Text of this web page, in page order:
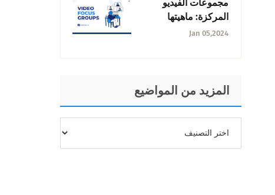
مجموعات الفيديو
المركزة: ماهيتها
واستخداماتها +
Jan 05,2024
المزيد من المواضيع
المواضيع